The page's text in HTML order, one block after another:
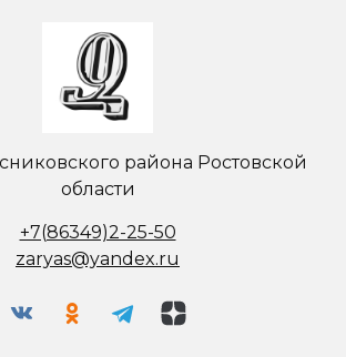
района Ростовской
области
+7(86349)2-25-50
zaryas@yandex.ru